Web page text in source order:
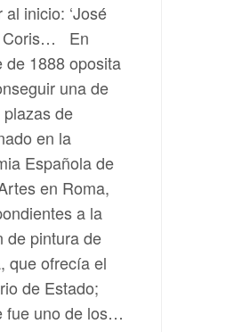
al inicio: ‘José
Coris… En
de 1888 oposita
una de
de
en la
Española de
en Roma,
a la
de pintura de
que ofrecía el
de Estado;
fue uno de los…